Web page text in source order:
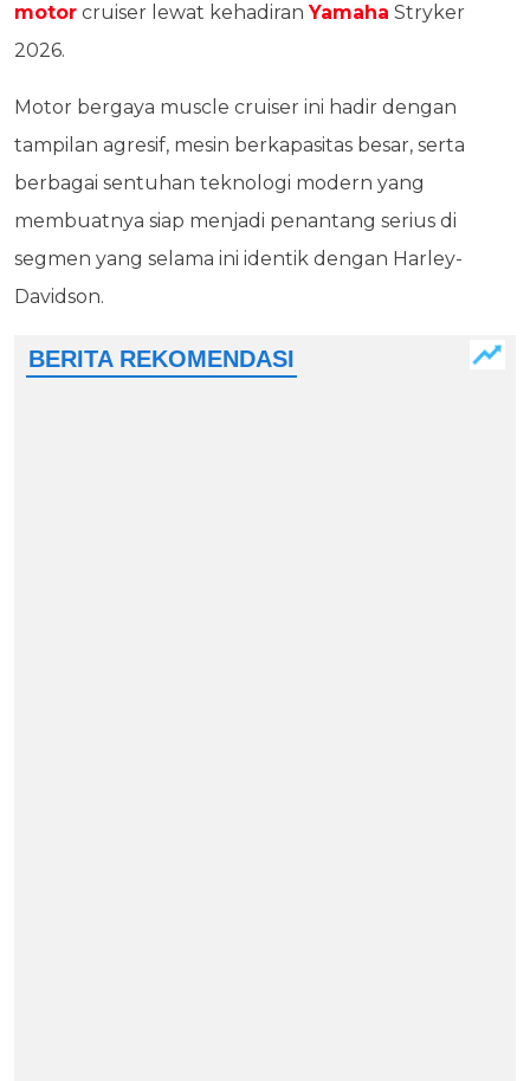
motor cruiser lewat kehadiranYamaha Stryker
2026.
Motor bergaya muscle cruiser ini hadir dengan
tampilan agresif, mesin berkapasitas besar, serta
berbagai sentuhan teknologi modern yang
membuatnya siap menjadi penantang serius di
segmen yang selama ini identik dengan Harley-
Davidson.